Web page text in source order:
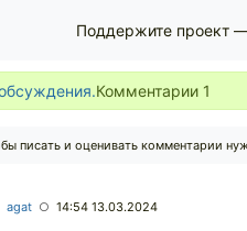
Поддержите проект
Комментарии 1
писать и оценивать комментарии
agat ○ 14:54 13.03.2024